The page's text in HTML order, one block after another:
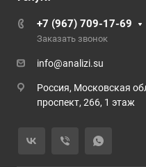
+7 (967) 709-17-69
Заказать звонок
info@analizi.su
Россия, Московская
проспект, 266, 1 этаж